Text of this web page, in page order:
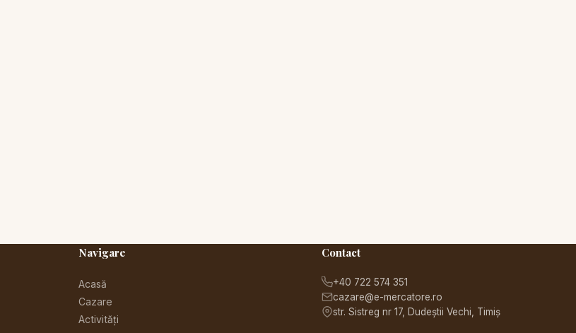
Navigare
Acasă
Cazare
Activități
Contact
+40 722 574 351
cazare@e-mercatore.ro
str. Sistreg nr 17, Dudeștii Vechi, Timiș